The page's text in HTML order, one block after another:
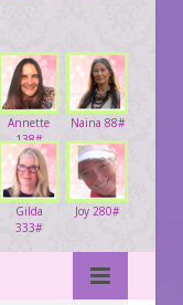
Naina 88#
Annette
138#
Joy 280#
Gilda
333#